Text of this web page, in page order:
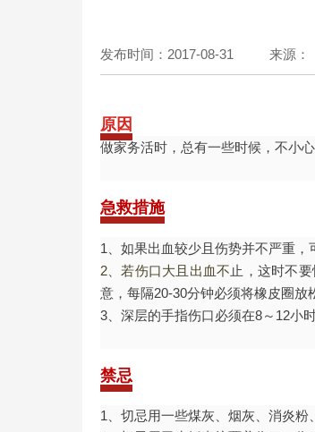
发布时间：2017-08-31 来源：
原因
做家务活时，总有一些时候，不小
急救措施
1、如果出血较少且伤势并不严重
2、若伤口大且出血不 止，这时不
意，每隔20-30分钟必须将橡皮圈放
3、深层的手指伤口必须在8～12小
禁忌
1、切忌用一些煤灰、烟灰、消炎粉